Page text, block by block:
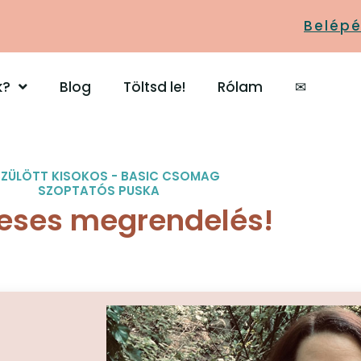
Blog Töltsd le! Rólam ✉
KISOKOS - BASIC CSOMAG
SZOPTATÓS PUSKA
megrendelés!